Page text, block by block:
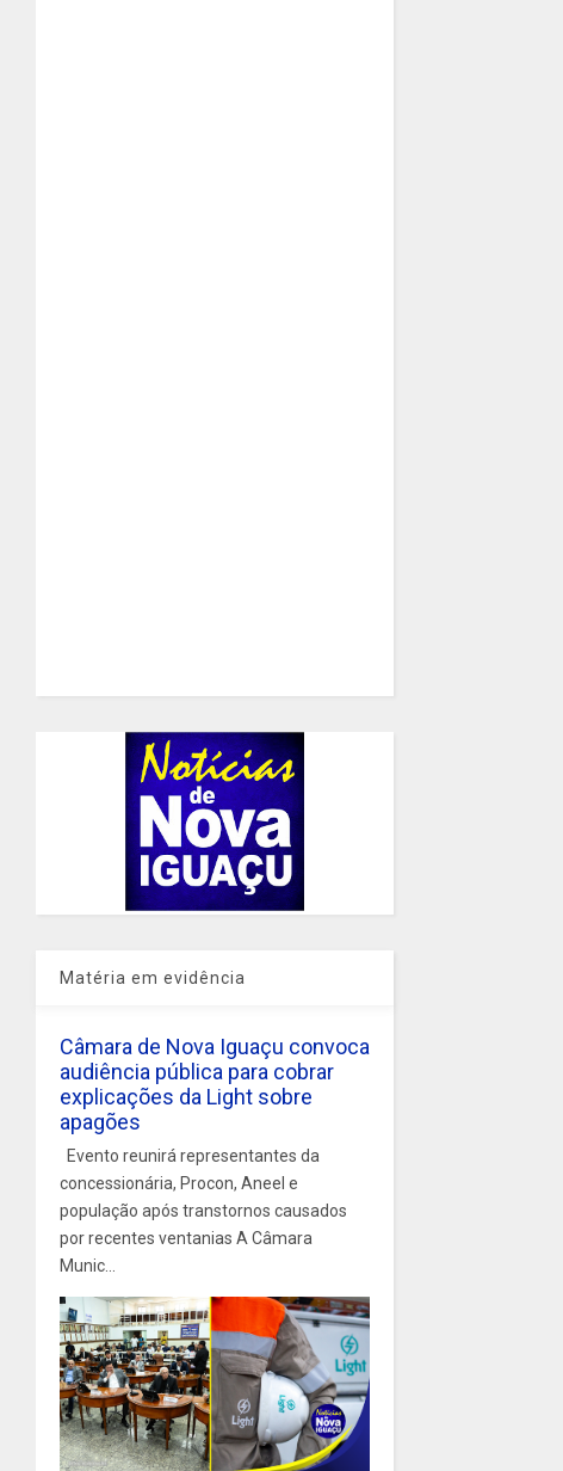
Matéria em evidência
Câmara de Nova Iguaçu convoca
audiência pública para cobrar
explicações da Light sobre
apagões
Evento reunirá representantes da
concessionária, Procon, Aneel e
população após transtornos causados
por recentes ventanias A Câmara
Munic...